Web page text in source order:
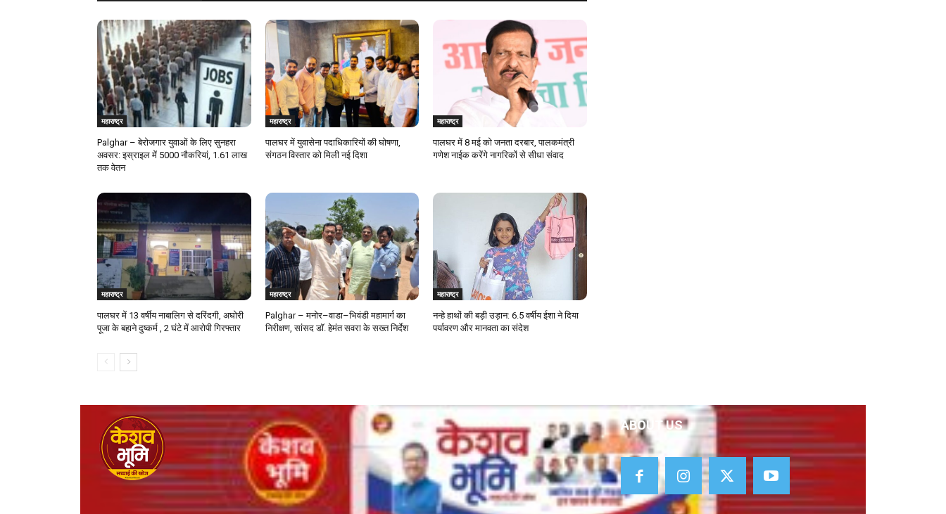
महाराष्ट्र
Palghar – बेरोजगार युवाओं के लिए सुनहरा
अवसर: इस्राइल में 5000 नौकरियां, ₹1.61 लाख
तक वेतन
महाराष्ट्र
पालघर में युवासेना पदाधिकारियों की घोषणा,
संगठन विस्तार को मिली नई दिशा
महाराष्ट्र
पालघर में 8 मई को जनता दरबार, पालकमंत्री
गणेश नाईक करेंगे नागरिकों से सीधा संवाद
महाराष्ट्र
पालघर में 13 वर्षीय नाबालिग से दरिंदगी, अघोरी
पूजा के बहाने दुष्कर्म , 2 घंटे में आरोपी गिरफ्तार
महाराष्ट्र
Palghar – मनोर–वाडा–भिवंडी महामार्ग का
निरीक्षण, सांसद डॉ. हेमंत सवरा के सख्त निर्देश
महाराष्ट्र
नन्हे हाथों की बड़ी उड़ान: 6.5 वर्षीय ईशा ने दिया
पर्यावरण और मानवता का संदेश
ABOUT US